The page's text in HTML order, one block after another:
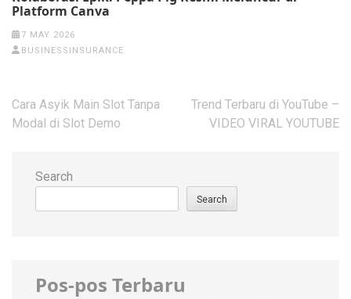
Platform Canva
7 MAY 2026
BUSINESSINSURANCE
Post
navigation
Cara Asyik Main Slot Tanpa
Modal di Slot Demo
Trend Terbaru di YouTube –
VIDEO VIRAL YOUTUBE
Search
Search
Pos-pos Terbaru